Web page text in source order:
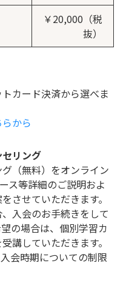
￥20,000（税
抜）
カード決済から選べま
から
リング
（無料）をオンライン
ス等詳細のご説明およ
させていただきます。
入会のお手続きをして
の場合は、個別学習カ
講していただきます。
会時期についての制限